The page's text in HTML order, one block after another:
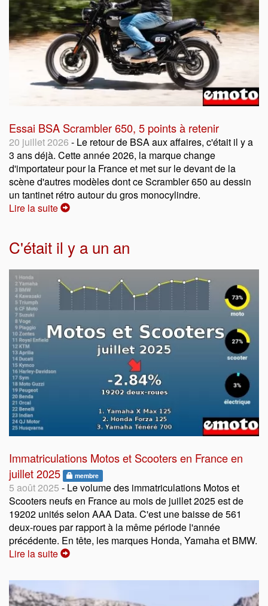
Essai BSA Scrambler 650, 5 points à retenir
20 juillet 2026 - Le retour de BSA aux affaires, c'était il y a
3 ans déjà. Cette année 2026, la marque change
d'importateur pour la France et met sur le devant de la
scène d'autres modèles dont ce Scrambler 650 au dessin
un tantinet rétro autour du gros monocylindre.
Lire la suite
C'était il y a un an
Immatriculations Motos et Scooters en France en
juillet 2025
membre
5 août 2025 - Le volume des immatriculations Motos et
Scooters neufs en France au mois de juillet 2025 est de
19202 unités selon AAA Data. C'est une baisse de 561
deux-roues par rapport à la même période l'année
précédente. En tête, les marques Honda, Yamaha et BMW.
Lire la suite